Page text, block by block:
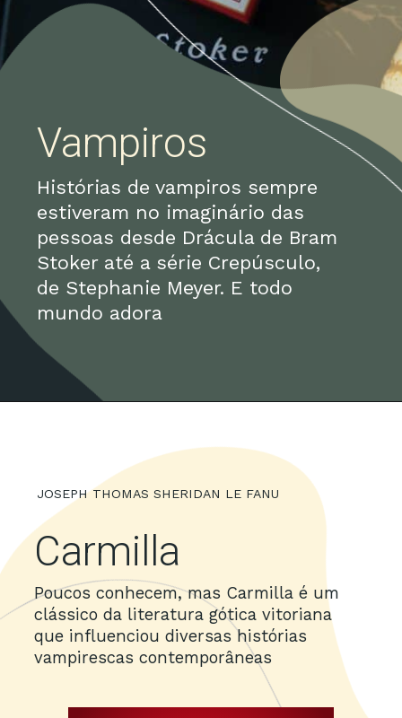
Histórias de vampiros sempre
estiveram no imaginário das
pessoas desde Drácula de Bram
Stoker até a série Crepúsculo,
de Stephanie Meyer. E todo
mundo adora
Vampiros
Poucos conhecem, mas Carmilla é um
clássico da literatura gótica vitoriana
que influenciou diversas histórias
vampirescas contemporâneas
Carmilla
JOSEPH THOMAS SHERIDAN LE FANU